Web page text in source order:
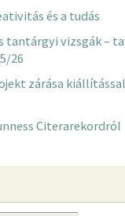
és a tudás
tantárgyi vizsgák –
26
zárása
Citerarekordról